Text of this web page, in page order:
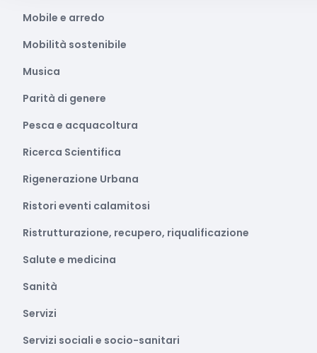
Mobile e arredo
Mobilità sostenibile
Musica
Parità di genere
Pesca e acquacoltura
Ricerca Scientifica
Rigenerazione Urbana
Ristori eventi calamitosi
Ristrutturazione, recupero, riqualificazione
Salute e medicina
Sanità
Servizi
Servizi sociali e socio-sanitari